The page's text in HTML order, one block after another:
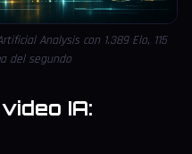
Analysis con 1.389 Elo, 115
del segundo
IA: